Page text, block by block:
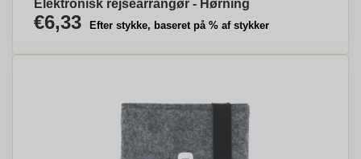
Elektronisk rejsearrangør - Hørning
€6,33 Efter stykke, baseret på % af stykker